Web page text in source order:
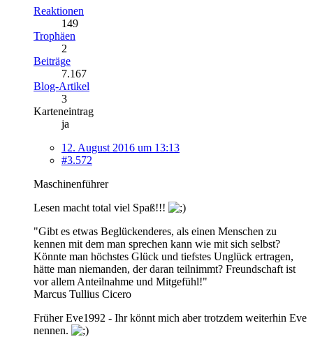
Reaktionen
149
Trophäen
2
Beiträge
7.167
Blog-Artikel
3
Karteneintrag
ja
12. August 2016 um 13:13
#3.572
Maschinenführer
Lesen macht total viel Spaß!!!
"Gibt es etwas Beglückenderes, als einen Menschen zu
kennen mit dem man sprechen kann wie mit sich selbst?
Könnte man höchstes Glück und tiefstes Unglück ertragen,
hätte man niemanden, der daran teilnimmt? Freundschaft ist
vor allem Anteilnahme und Mitgefühl!"
Marcus Tullius Cicero
Früher Eve1992 - Ihr könnt mich aber trotzdem weiterhin Eve
nennen.